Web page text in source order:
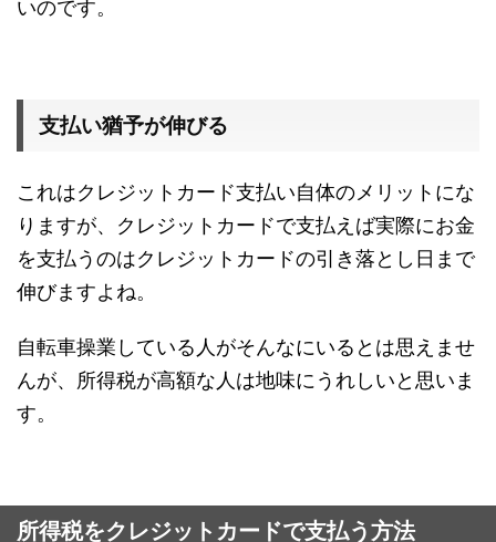
いのです。
支払い猶予が伸びる
これはクレジットカード支払い自体のメリットにな
りますが、クレジットカードで支払えば実際にお金
を支払うのはクレジットカードの引き落とし日まで
伸びますよね。
自転車操業している人がそんなにいるとは思えませ
んが、所得税が高額な人は地味にうれしいと思いま
す。
所得税をクレジットカードで支払う方法